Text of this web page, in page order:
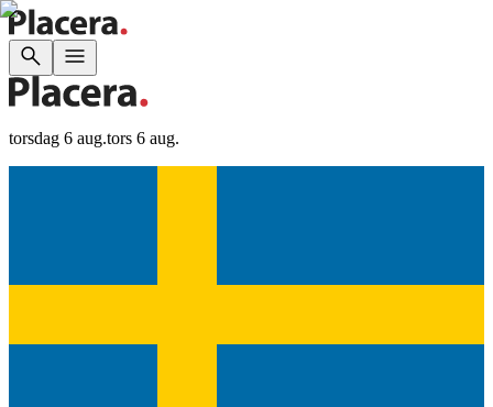
torsdag 6 aug.tors 6 aug.